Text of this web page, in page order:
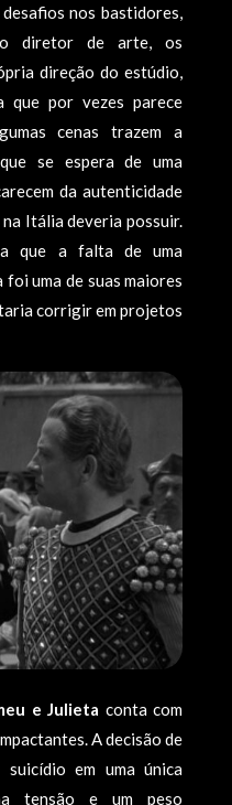
nos bastidores,
diretor de arte, os
direção do estúdio,
que por vezes parece
cenas trazem a
se espera de uma
da autenticidade
Itália deveria possuir.
que a falta de uma
uma de suas maiores
corrigir em projetos
e Julieta conta com
A decisão de
em uma única
tensão e um peso